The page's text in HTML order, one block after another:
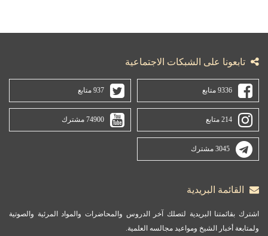
تابعونا على الشبكات الاجتماعية
9336 متابع 937 متابع
214 متابع 74900 مشترك
3045 مشترك
القائمة البريدية
اشترك بقائمتنا البريدية لتصلك آخر الدروس والمحاضرات والمواد المرئية والصوتية
ولمتابعة أخبار الشيخ ومواعيد مجالسه العلمية.